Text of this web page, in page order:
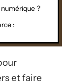
?
:
et faire